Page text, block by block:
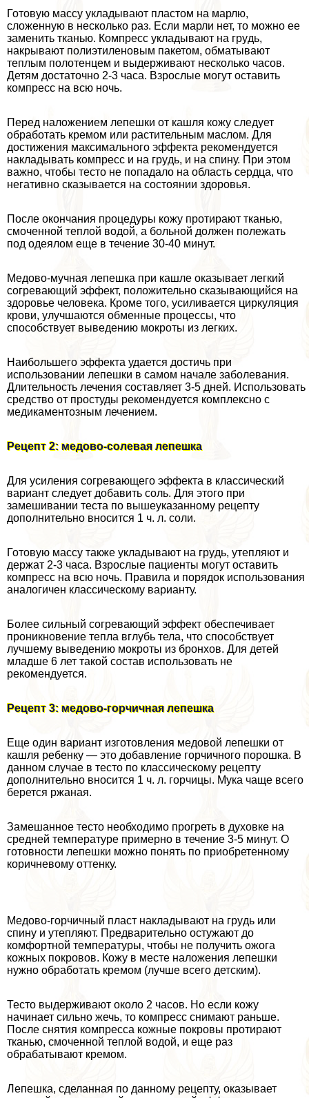
Готовую массу укладывают пластом на марлю,
сложенную в несколько раз. Если марли нет, то можно ее
заменить тканью. Компресс укладывают на гpyдь,
накрывают полиэтиленовым пакетом, обматывают
теплым полотенцем и выдерживают несколько часов.
Детям достаточно 2-3 часа. Взрослые могут оставить
компресс на всю ночь.
Перед наложением лепешки от кашля кожу следует
обработать кремом или растительным маслом. Для
достижения максимального эффекта рекомендуется
накладывать компресс и на гpyдь, и на спину. При этом
важно, чтобы тесто не попадало на область сердца, что
негативно сказывается на состоянии здоровья.
После окончания процедуры кожу протирают тканью,
смоченной теплой водой, а больной должен полежать
под одеялом еще в течение 30-40 минут.
Медово-мучная лепешка при кашле оказывает легкий
согревающий эффект, положительно сказывающийся на
здоровье человека. Кроме того, усиливается циркуляция
крови, улучшаются обменные процессы, что
способствует выведению мокроты из легких.
Наибольшего эффекта удается достичь при
использовании лепешки в самом начале заболевания.
Длительность лечения составляет 3-5 дней. Использовать
средство от простуды рекомендуется комплексно с
медикаментозным лечением.
Рецепт 2: медово-солевая лепешка
Для усиления согревающего эффекта в классический
вариант следует добавить соль. Для этого при
замешивании теста по вышеуказанному рецепту
дополнительно вносится 1 ч. л. соли.
Готовую массу также укладывают на гpyдь, утепляют и
держат 2-3 часа. Взрослые пациенты могут оставить
компресс на всю ночь. Правила и порядок использования
аналогичен классическому варианту.
Более сильный согревающий эффект обеспечивает
проникновение тепла вглубь тела, что способствует
лучшему выведению мокроты из бронхов. Для детей
младше 6 лет такой состав использовать не
рекомендуется.
Рецепт 3: медово-горчичная лепешка
Еще один вариант изготовления медовой лепешки от
кашля ребенку — это добавление горчичного порошка. В
данном случае в тесто по классическому рецепту
дополнительно вносится 1 ч. л. горчицы. Мука чаще всего
берется ржаная.
Замешанное тесто необходимо прогреть в духовке на
средней температуре примерно в течение 3-5 минут. О
готовности лепешки можно понять по приобретенному
коричневому оттенку.
Медово-горчичный пласт накладывают на гpyдь или
спину и утепляют. Предварительно остужают до
комфортной температуры, чтобы не получить ожога
кожных покровов. Кожу в месте наложения лепешки
нужно обработать кремом (лучше всего детским).
Тесто выдерживают около 2 часов. Но если кожу
начинает сильно жечь, то компресс снимают раньше.
После снятия компресса кожные покровы протирают
тканью, смоченной теплой водой, и еще раз
обpaбатывают кремом.
Лепешка, сделанная по данному рецепту, оказывает